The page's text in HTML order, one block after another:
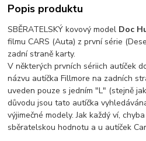
Popis produktu
SBĚRATELSKÝ kovový model Doc
filmu CARS (Auta) z první série
zadní straně karty.
V některých prvních sériich autíček
názvu autíčka Fillmore na zadních
uveden pouze s jedním "L" (stejně
důvodu jsou tato autíčka
výjimečné modely. Jak každý ví,
sběratelskou hodnotu a u autíček